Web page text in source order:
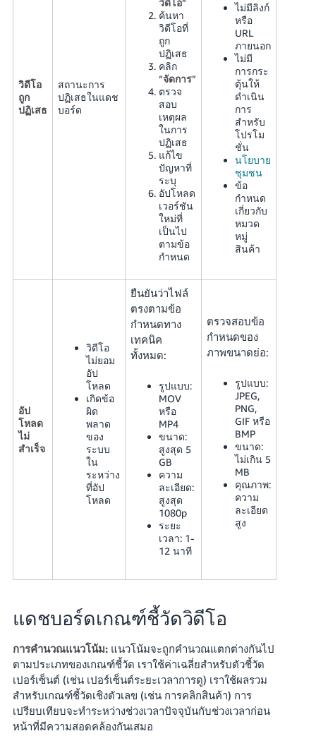
วิดีโอ
ถูก
ปฏิเสธ
สถานะการ
ปฏิเสธในแดช
บอร์ด
วิดีโอ”
ค้นหา
วิดีโอที่
ถูก
ปฏิเสธ
คลิก
“จัดการ”
ตรวจ
สอบ
เหตุผล
ในการ
ปฏิเสธ
แก้ไข
ปัญหาที่
ระบุ
อัปโหลด
เวอร์ชัน
ใหม่ที่
เป็นไป
ตามข้อ
กำหนด
ไม่มีลิงก์
หรือ
URL
ภายนอก
ไม่มี
การกระ
ตุ้นให้
ดำเนิน
การ
สำหรับ
โปรโม
ชั่น
นโยบาย
ชุมชน
ข้อ
กำหนด
เกี่ยวกับ
หมวด
หมู่
สินค้า
อัป
โหลด
ไม่
สำเร็จ
วิดีโอ
ไม่ยอม
อัป
โหลด
เกิดข้อ
ผิด
พลาด
ของ
ระบบ
ใน
ระหว่าง
ที่อัป
โหลด
ยืนยันว่าไฟล์
ตรงตามข้อ
กำหนดทาง
เทคนิค
ทั้งหมด:
รูปแบบ:
MOV
หรือ
MP4
ขนาด:
สูงสุด 5
GB
ความ
ละเอียด:
สูงสุด
1080p
ระยะ
เวลา: 1-
12 นาที
ตรวจสอบข้อ
กำหนดของ
ภาพขนาดย่อ:
รูปแบบ:
JPEG,
PNG,
GIF หรือ
BMP
ขนาด:
ไม่เกิน 5
MB
คุณภาพ:
ความ
ละเอียด
สูง
แดชบอร์ดเกณฑ์ชี้วัดวิดีโอ
การคำนวณแนวโน้ม:แนวโน้มจะถูกคำนวณแตกต่างกันไป
ตามประเภทของเกณฑ์ชี้วัด เราใช้ค่าเฉลี่ยสำหรับตัวชี้วัด
เปอร์เซ็นต์ (เช่น เปอร์เซ็นต์ระยะเวลาการดู) เราใช้ผลรวม
สำหรับเกณฑ์ชี้วัดเชิงตัวเลข (เช่น การคลิกสินค้า) การ
เปรียบเทียบจะทำระหว่างช่วงเวลาปัจจุบันกับช่วงเวลาก่อน
หน้าที่มีความสอดคล้องกันเสมอ